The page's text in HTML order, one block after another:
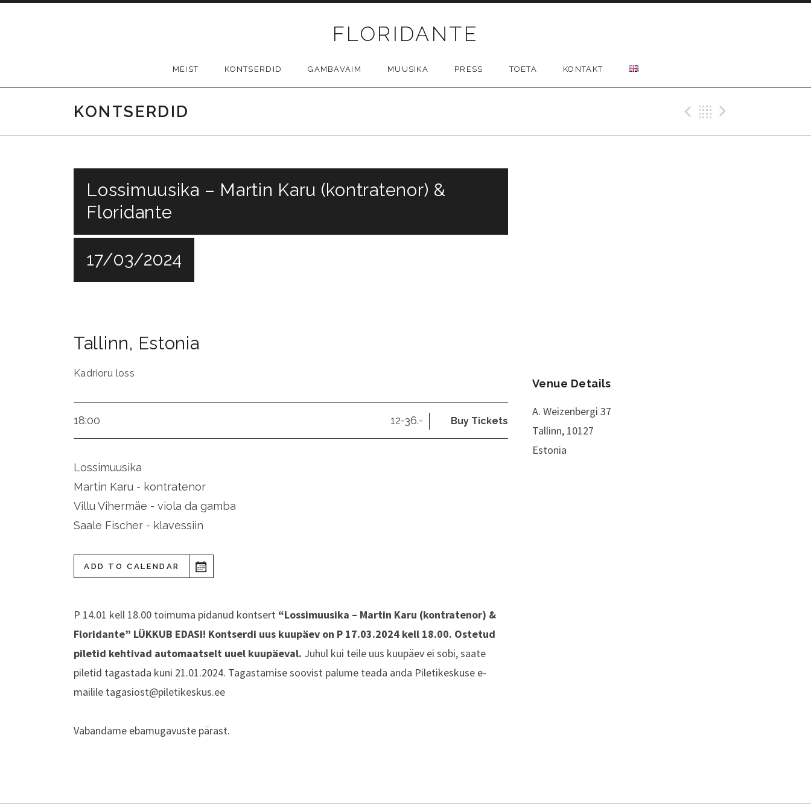
FLORIDANTE
MEIST KONTSERDID GAMBAVAIM MUUSIKA PRESS TOETA KONTAKT
KONTSERDID Previous Gig
Back
Lossimuusika – Martin Karu (kontratenor) &
Floridante
17/03/2024
Tallinn, Estonia
Kadrioru loss
18:00 12-36.- Buy Tickets
Lossimuusika
Martin Karu - kontratenor
Villu Vihermäe - viola da gamba
Saale Fischer - klavessiin
ADD TO CALENDAR
P 14.01 kell 18.00 toimuma pidanud kontsert “Lossimuusika – Martin Karu (kontratenor) &
Floridante” LÜKKUB EDASI! Kontserdi uus kuupäev on P 17.03.2024 kell 18.00. Ostetud
piletid kehtivad automaatselt uuel kuupäeval. Juhul kui teile uus kuupäev ei sobi, saate
piletid tagastada kuni 21.01.2024. Tagastamise soovist palume teada anda Piletikeskuse e-
mailile tagasiost@piletikeskus.ee
Vabandame ebamugavuste pärast.
Venue Details
A. Weizenbergi 37
Tallinn, 10127
Estonia